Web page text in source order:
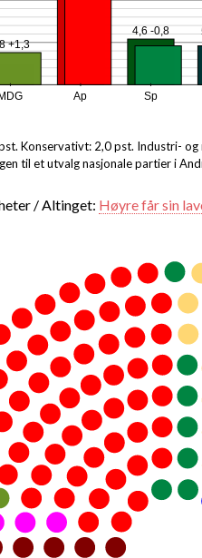
+1,3
4,6 -0,8
Ap Sp
Konservativt: 2,0 pst. Industri-
til et utvalg nasjonale partier i
/ Altinget: Høyre får sin